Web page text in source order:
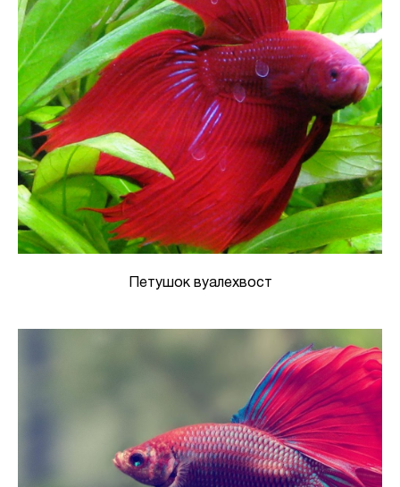
Петушок вуалехвост